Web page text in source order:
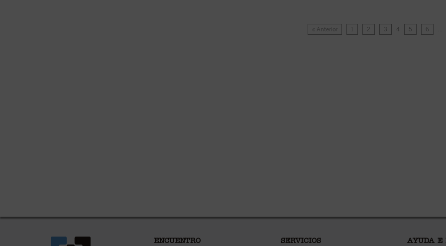
« Anterior 1 2 3 4 5 6 …
ENCUENTRO SERVICIOS AYUDA E